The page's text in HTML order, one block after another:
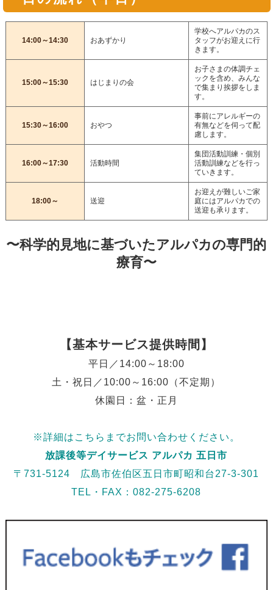
14:00～14:30 おあずかり
学校へアルパカのス
タッフがお迎えに行
きます。
15:00～15:30 はじまりの会
お子さまの体調チェ
ックを含め、みんな
で集まり挨拶をしま
す。
15:30～16:00 おやつ
事前にアレルギーの
有無などを伺って配
慮します。
16:00～17:30 活動時間
集団活動訓練・個別
活動訓練などを行っ
ていきます。
18:00～ 送迎
お迎えが難しいご家
庭にはアルパカでの
送迎も承ります。
〜科学的見地に基づいたアルパカの専門的
療育〜
【基本サービス提供時間】
平日／14:00～18:00
土・祝日／10:00～16:00（不定期）
休園日：盆・正月
※詳細はこちらまでお問い合わせください。
放課後等デイサービス アルパカ 五日市
〒731-5124 広島市佐伯区五日市町昭和台27-3-301
TEL・FAX：082-275-6208